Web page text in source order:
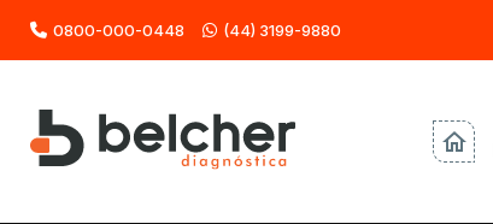
0800-000-0448 (44) 3199-9880
home